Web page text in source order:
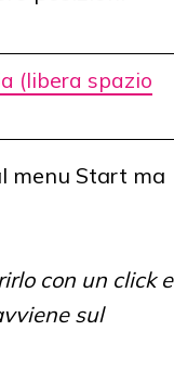
(libera spazio
menu Start ma
con un click e
sul